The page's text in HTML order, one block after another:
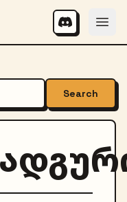
Search